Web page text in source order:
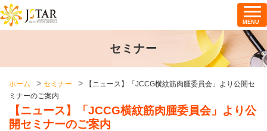
MENU
セミナー
ホーム セミナー
【ニュース】「JCCG横紋筋肉腫委員会」より公開セ
ミナーのご案内
【ニュース】「JCCG横紋筋肉腫委員会」より公
開セミナーのご案内